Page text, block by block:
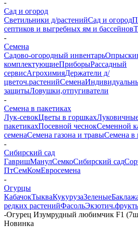
-
Сад и огород
Светильники д/растенийСад и огород
септиков и выгребных ям и бассейнов
-
Семена
Садово-огородный инвентарь
комплектующиеПриборыРассадный
сервисАгрохимияДержатели д/
цветоч.растенийСемена
защитыЛовушки,отпугиватели
-
Семена в пакетиках
Лук-севокЦветы в горшках
пакетикахПосевной чеснокСеменной
семенаСемена газона и травыСемена в
-
Сибирский сад
ГавришМанулСемкоСибирский сад
ПтСемКомЕвросемена
-
Огурцы
КабачокТыкваКукурузаЗеленые
редких растенийФасоль
-Огурец Изумрудный любимчик F1
Новинка